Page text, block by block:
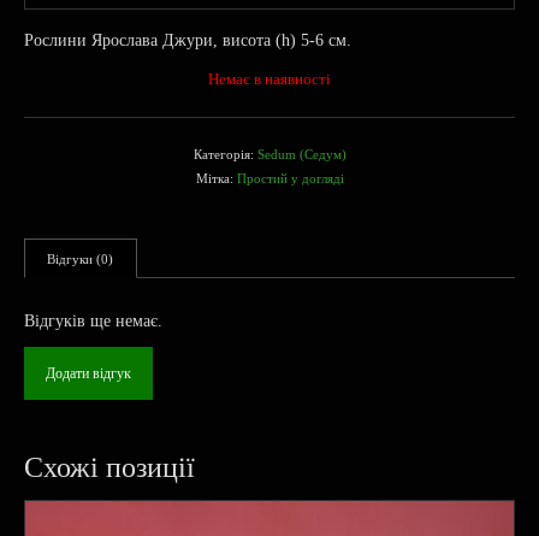
Рослини Ярослава Джури, висота (h) 5-6 см.
Немає в наявності
Категорія: Sedum (Седум)
Мітка: Простий у догляді
Відгуки (0)
Відгуків ще немає.
Додати відгук
Схожі позиції